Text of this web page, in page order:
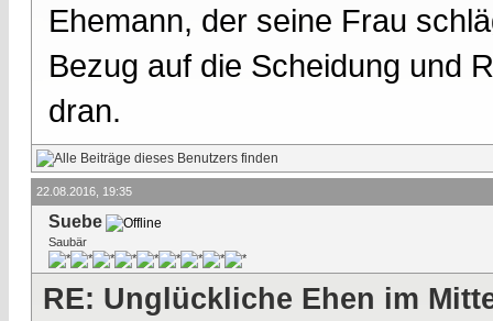
Ehemann, der seine Frau
Bezug auf die Scheidung und
dran.
22.08.2016, 19:35
Suebe
Saubär
RE: Unglückliche Ehen im